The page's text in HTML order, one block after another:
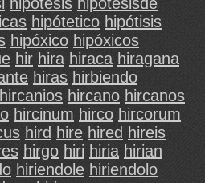
hipótetico hipótisis
hipóxico hipóxicos
hir hira hiraca hiragana
hiras hirbiendo
hircanios hircano hircanos
hircinum hirco hircorum
hird hire hired hireis
hirgo hiri hiria hirian
hiriendole hiriendolo